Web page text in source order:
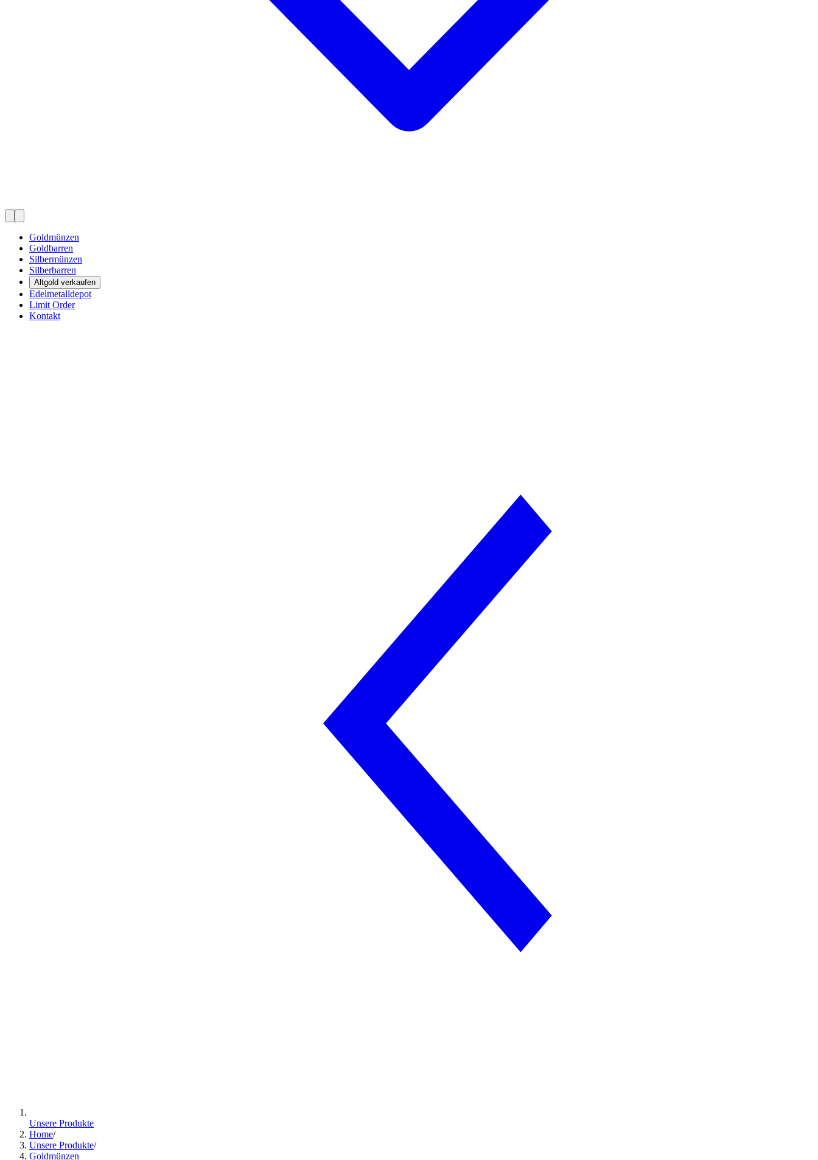
Goldmünzen
Goldbarren
Silbermünzen
Silberbarren
Altgold verkaufen
Edelmetalldepot
Limit Order
Kontakt
Unsere Produkte
Home/
Unsere Produkte/
Goldmünzen